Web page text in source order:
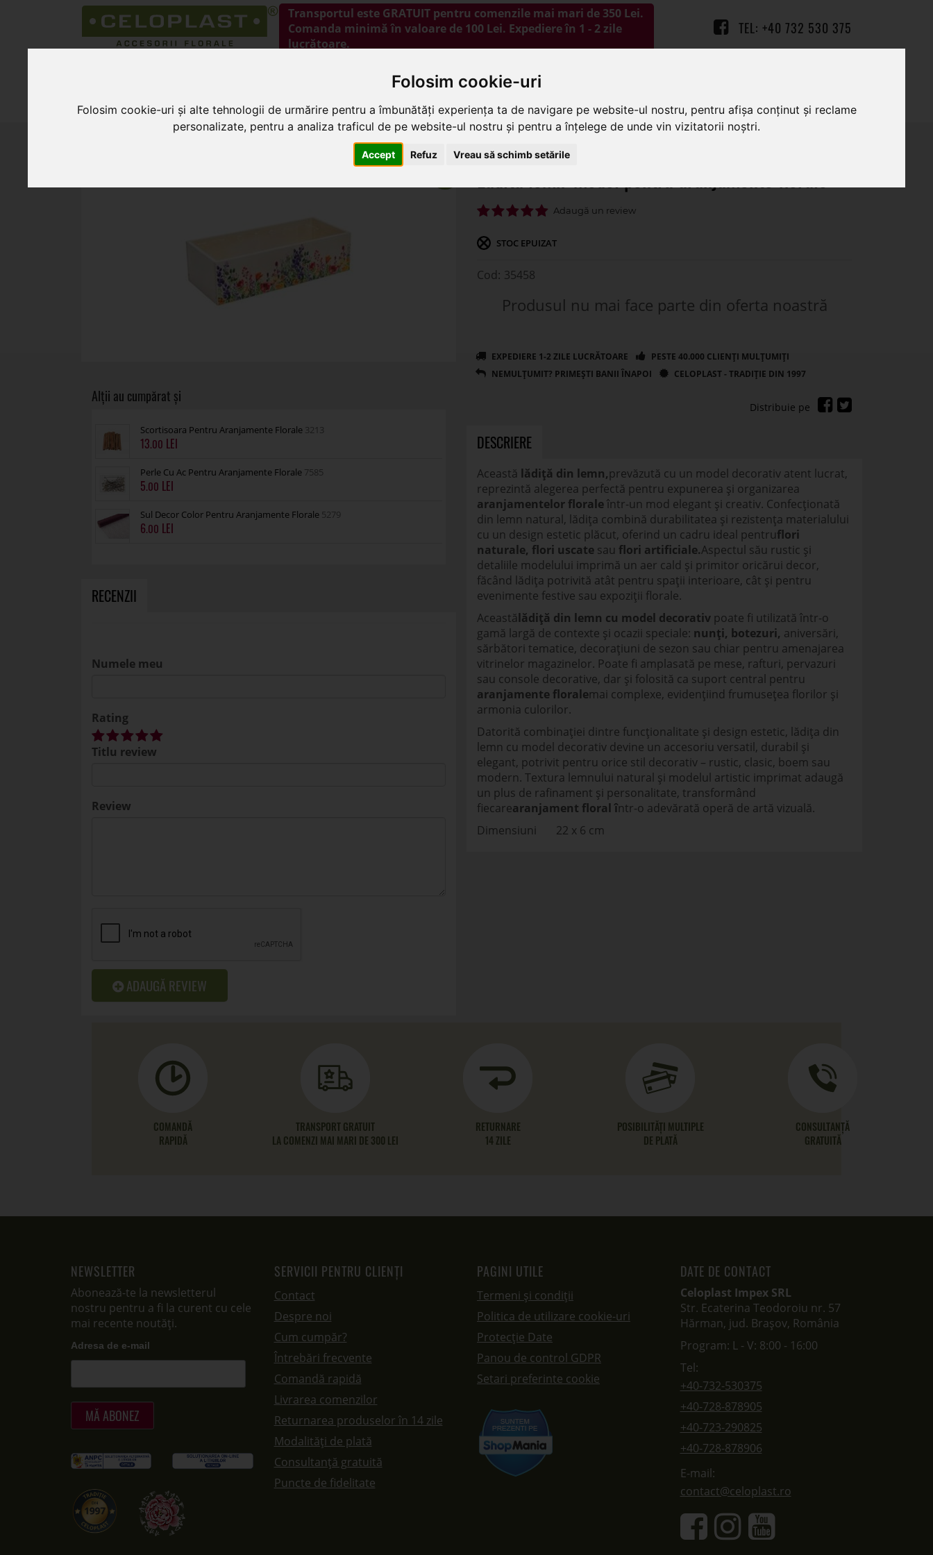
Folosim cookie-uri
Folosim cookie-uri și alte tehnologii de urmărire pentru a îmbunătăți experiența ta de navigare pe website-ul nostru, pentru afișa conținut și reclame
personalizate, pentru a analiza traficul de pe website-ul nostru și pentru a înțelege de unde vin vizitatorii noștri.
Accept Refuz Vreau să schimb setările
Transportul este GRATUIT pentru comenzile mai mari de 350 Lei.
Comanda minimă în valoare de 100 Lei. Expediere în 1 - 2 zile
lucrătoare.
TEL: +40 732 530 375
Cosuri pentru flori Ladita lemn+model pentru aranjamente florale
Scortisoara Pentru Aranjamente Florale 3213
13.00
Perle Cu Ac Pentru Aranjamente Florale 7585
5.00
Sul Decor Color Pentru Aranjamente Florale 5279
6.00
RECENZII
Numele meu
Rating
Titlu review
Review
ADAUGĂ REVIEW
Ladita lemn+model pentru aranjamente florale
STOC EPUIZAT
35458
Produsul nu mai face parte din oferta noastră
DESCRIERE
Această lădiță din lemn,prevăzută cu un model decorativ atent lucrat,
reprezintă alegerea perfectă pentru expunerea și organizarea
aranjamentelor floraleîntr-un mod elegant și creativ. Confecționată
din lemn natural, lădița combină durabilitatea și rezistența materialului
cu un design estetic plăcut, oferind un cadru ideal pentruflori
naturale, flori uscate sau flori artificiale.Aspectul său rustic și
detaliile modelului imprimă un aer cald și primitor oricărui decor,
făcând lădița potrivită atât pentru spații interioare, cât și pentru
evenimente festive sau expoziții florale.
Aceastălădiță din lemn cu model decorativ poate fi utilizată într-o
gamă largă de contexte și ocazii speciale: nunți, botezuri, aniversări,
sărbători tematice, decorațiuni de sezon sau chiar pentru amenajarea
vitrinelor magazinelor. Poate fi amplasată pe mese, rafturi, pervazuri
sau console decorative, dar și folosită ca suport central pentru
aranjamente floralemai complexe, evidențiind frumusețea florilor și
armonia culorilor.
Datorită combinației dintre funcționalitate și design estetic, lădița din
lemn cu model decorativ devine un accesoriu versatil, durabil și
elegant, potrivit pentru orice stil decorativ – rustic, clasic, boem sau
modern. Textura lemnului natural și modelul artistic imprimat adaugă
un plus de rafinament și personalitate, transformând
fiecarearanjament floral într-o adevărată operă de artă vizuală.
Dimensiuni 22 x 6 cm
COMANDĂ
RAPIDĂ
TRANSPORT GRATUIT
LA COMENZI MAI MARI DE 300 LEI
RETURNARE
14 ZILE
POSIBILITĂȚI MULTIPLE
DE PLATĂ
CONSULTANȚĂ
GRATUITĂ
NEWSLETTER
Abonează-te la newsletterul
nostru pentru a fi la curent cu cele
mai recente noutăți.
Adresa de e-mail
SERVICII PENTRU CLIENȚI
Contact
Despre noi
Cum cumpăr?
Întrebări frecvente
Comandă rapidă
Livrarea comenzilor
Returnarea produselor în 14 zile
Modalități de plată
Consultanță gratuită
Puncte de fidelitate
PAGINI UTILE
Termeni și condiții
Politica de utilizare cookie-uri
Protecție Date
Panou de control GDPR
Setari preferinte cookie
DATE DE CONTACT
Celoplast Impex SRL
Str. Ecaterina Teodoroiu nr. 57
Hărman, jud. Brașov, România
Program: L - V: 8:00 - 16:00
Tel:
+40-732-530375
+40-728-878905
+40-723-290825
+40-728-878906
E-mail:
contact@celoplast.ro